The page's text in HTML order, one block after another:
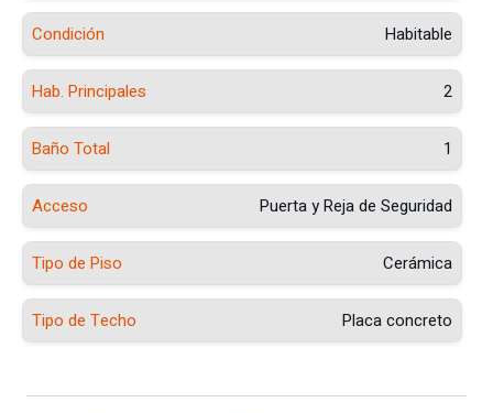
Condición Habitable
Hab. Principales 2
Baño Total 1
Acceso Puerta y Reja de Seguridad
Tipo de Piso Cerámica
Tipo de Techo Placa concreto